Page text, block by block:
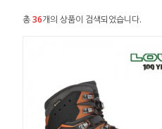
총36개의 상품이 검색되었습니다.